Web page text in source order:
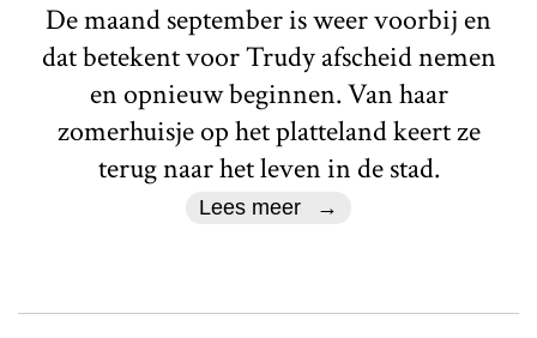
De maand september is weer voorbij en
dat betekent voor Trudy afscheid nemen
en opnieuw beginnen. Van haar
zomerhuisje op het platteland keert ze
terug naar het leven in de stad.
Lees meer